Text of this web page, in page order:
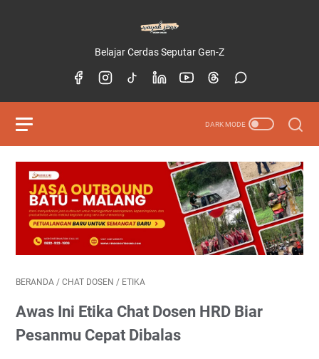
Belajar Cerdas Seputar Gen-Z
BERANDA / CHAT DOSEN / ETIKA
Awas Ini Etika Chat Dosen HRD Biar
Pesanmu Cepat Dibalas